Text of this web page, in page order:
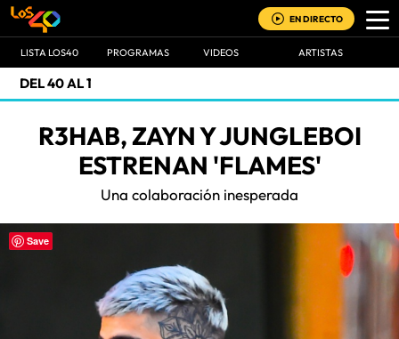
EN DIRECTO
LISTA LOS40 PROGRAMAS VIDEOS ARTISTAS
DEL 40 AL 1
R3HAB, ZAYN Y JUNGLEBOI
ESTRENAN 'FLAMES'
Una colaboración inesperada
Save